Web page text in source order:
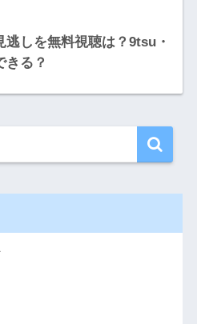
しを無料視聴は？9tsu・
る？